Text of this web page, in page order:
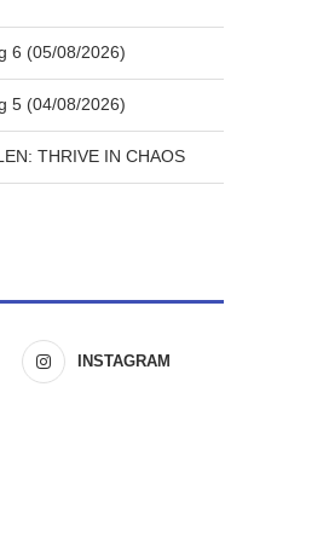
6 (05/08/2026)
5 (04/08/2026)
THRIVE IN CHAOS
INSTAGRAM